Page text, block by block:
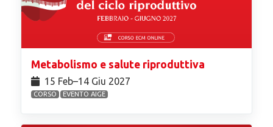
Metabolismo e salute riproduttiva
15 Feb⁠–14 Giu 2027
CORSO EVENTO AIGE